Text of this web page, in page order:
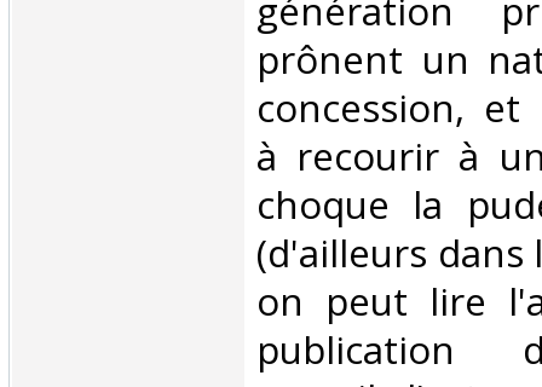
génération
prônent un
concession,
à recourir à
choque la
(d'ailleurs dans
on peut lire
publication